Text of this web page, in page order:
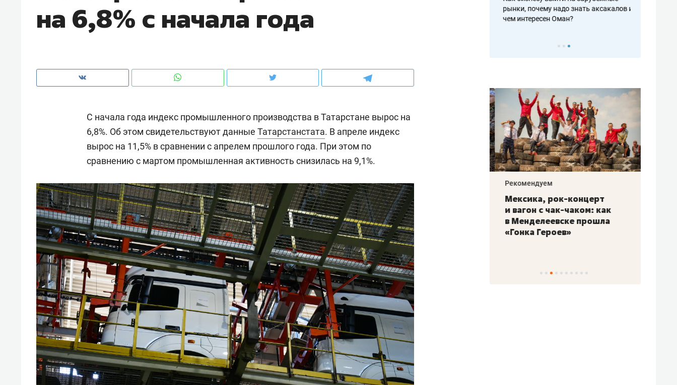
на 6,8% с начала года
С начала года индекс промышленного производства в Татарстане вырос на
6,8%. Об этом свидетельствуют данные Татарстанстата. В апреле индекс
вырос на 11,5% в сравнении с апрелем прошлого года. При этом по
сравнению с мартом промышленная активность снизилась на 9,1%.
рынки, почему надо знать аксакалов и
чем интересен Оман?
клиентах и чудных запросах мастеров
рынки, почему надо знать аксакалов и
чем интересен Оман?
Рекомендуем
Как ГК «МИР ГРУПП» и ВТБ
создают оазис жилого
комфорта под Казанью
Рекомендуем
150 камер до квартиры и Face
ID вместо ключа: какой будет
безопасность в ЖК «Нова»
Рекомендуем
Опыт выживания в дикой
природе, работа
с ментальным и физическим
состоянием как основа
антихрупких команд
Рекомендуем
Мексика, рок-концерт
и вагон с чак-чаком: как
в Менделеевске прошла
«Гонка Героев»